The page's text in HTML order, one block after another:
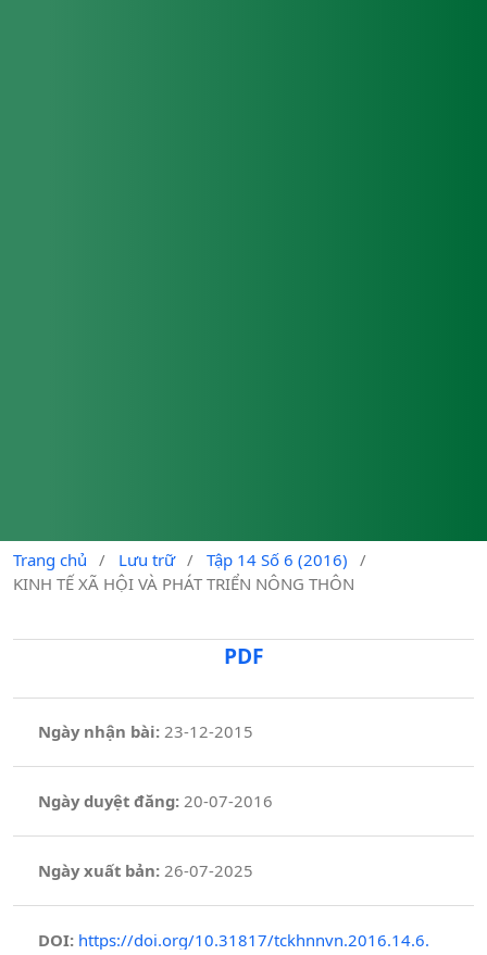
Trang chủ / Lưu trữ / Tập 14 Số 6 (2016)
/
KINH TẾ XÃ HỘI VÀ PHÁT TRIỂN NÔNG THÔN
PDF
Ngày nhận bài: 23-12-2015
Ngày duyệt đăng:20-07-2016
Ngày xuất bản: 26-07-2025
DOI: https://doi.org/10.31817/tckhnnvn.2016.14.6.